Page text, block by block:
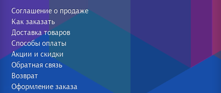
Соглашение о продаже
Как заказать
Доставка товаров
Способы оплаты
Акции и скидки
Обратная связь
Возврат
Оформление заказа